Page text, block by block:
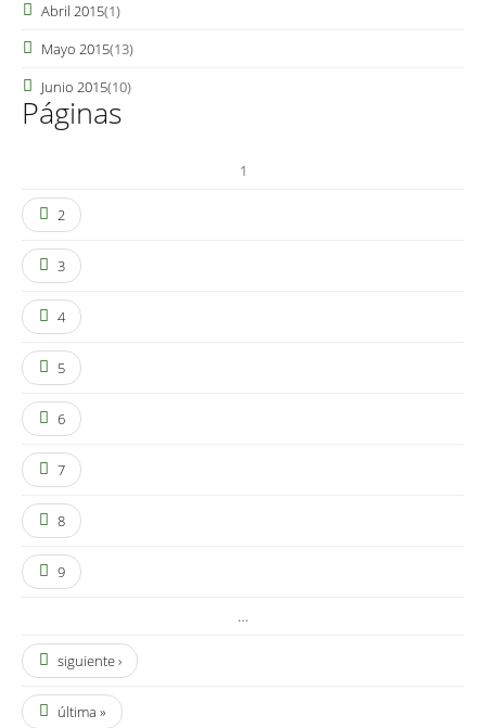
Abril 2015(1)
Mayo 2015(13)
Junio 2015(10)
Páginas
1
2
3
4
5
6
7
8
9
…
siguiente ›
última »